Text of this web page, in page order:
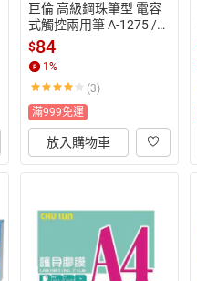
巨倫 高級鋼珠筆型 電容
式觸控兩用筆 A-1275 /
支【APP滿額下單10%點
數(單一帳號最高1500
點)】8/31止
$84
1%
(3)
滿999免運
放入購物車